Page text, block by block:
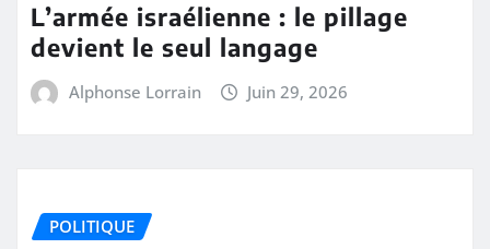
L’armée israélienne : le pillage
devient le seul langage
Alphonse Lorrain Juin 29, 2026
POLITIQUE